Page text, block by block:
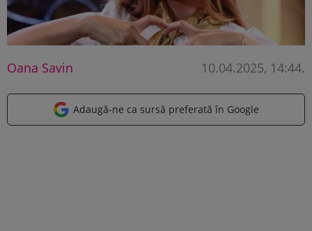
Oana Savin 10.04.2025, 14:44.
Adaugă-ne ca sursă preferată în Google